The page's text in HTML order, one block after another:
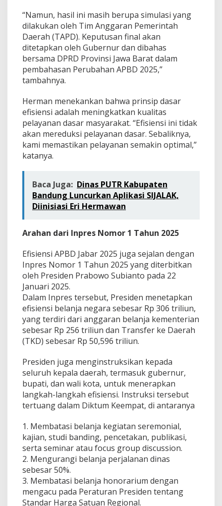
“Namun, hasil ini masih berupa simulasi yang
dilakukan oleh Tim Anggaran Pemerintah
Daerah (TAPD). Keputusan final akan
ditetapkan oleh Gubernur dan dibahas
bersama DPRD Provinsi Jawa Barat dalam
pembahasan Perubahan APBD 2025,”
tambahnya.
Herman menekankan bahwa prinsip dasar
efisiensi adalah meningkatkan kualitas
pelayanan dasar masyarakat. “Efisiensi ini tidak
akan mereduksi pelayanan dasar. Sebaliknya,
kami memastikan pelayanan semakin optimal,”
katanya.
Baca Juga: Dinas PUTR Kabupaten
Bandung Luncurkan Aplikasi SIJALAK,
Diinisiasi Eri Hermawan
Arahan dari Inpres Nomor 1 Tahun 2025
Efisiensi APBD Jabar 2025 juga sejalan dengan
Inpres Nomor 1 Tahun 2025 yang diterbitkan
oleh Presiden Prabowo Subianto pada 22
Januari 2025.
Dalam Inpres tersebut, Presiden menetapkan
efisiensi belanja negara sebesar Rp 306 triliun,
yang terdiri dari anggaran belanja kementerian
sebesar Rp 256 triliun dan Transfer ke Daerah
(TKD) sebesar Rp 50,596 triliun.
Presiden juga menginstruksikan kepada
seluruh kepala daerah, termasuk gubernur,
bupati, dan wali kota, untuk menerapkan
langkah-langkah efisiensi. Instruksi tersebut
tertuang dalam Diktum Keempat, di antaranya
1. Membatasi belanja kegiatan seremonial,
kajian, studi banding, pencetakan, publikasi,
serta seminar atau focus group discussion.
2. Mengurangi belanja perjalanan dinas
sebesar 50%.
3. Membatasi belanja honorarium dengan
mengacu pada Peraturan Presiden tentang
Standar Harga Satuan Regional.